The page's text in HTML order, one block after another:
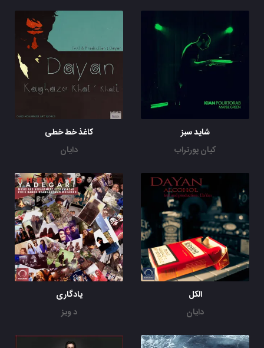
شاید سبز
کیان پورتراب
کاغذ خط خطی
دایان
الکل
دایان
یادگاری
د ویز